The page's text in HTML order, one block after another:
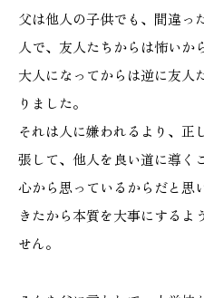
父は他人の子供でも、間違っ
人で、友人たちからは怖いか
大人になってからは逆に友人
りました。
それは人に嫌われるより、正
張して、他人を良い道に導く
心から思っているからだと思
きたから本質を大事にするよ
せん。